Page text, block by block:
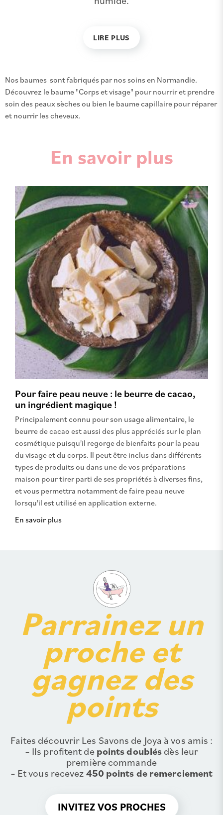
LIRE PLUS
Nos baumes sont fabriqués par nos soins en Normandie.
Découvrez le baume "Corps et visage" pour nourrir et prendre
soin des peaux sèches ou bien le baume capillaire pour réparer
et nourrir les cheveux.
En savoir plus
Pour faire peau neuve : le beurre de cacao,
un ingrédient magique !
Principalement connu pour son usage alimentaire, le
beurre de cacao est aussi des plus appréciés sur le plan
cosmétique puisqu'il regorge de bienfaits pour la peau
du visage et du corps. Il peut être inclus dans différents
types de produits ou dans une de vos préparations
maison pour tirer parti de ses propriétés à diverses fins,
et vous permettra notamment de faire peau neuve
lorsqu'il est utilisé en application externe.
En savoir plus
Parrainez un
proche et
gagnez des
points
Faites découvrir Les Savons de Joya à vos amis :
– Ils profitent de points doublés dès leur
première commande
– Et vous recevez 450 points de remerciement
INVITEZ VOS PROCHES